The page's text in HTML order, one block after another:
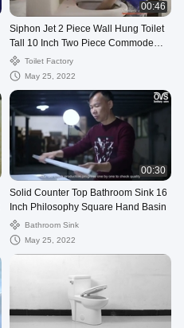
00:46
Siphon Jet 2 Piece Wall Hung Toilet
Tall 10 Inch Two Piece Commode
Elongated
Toilet Factory
May 25, 2022
00:30
Solid Counter Top Bathroom Sink 16
Inch Philosophy Square Hand Basin
Bathroom Sink
May 25, 2022